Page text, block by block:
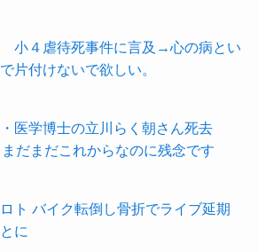
小４虐待死事件に言及→心の病とい
片付けないで欲しい。
医学博士の立川らく朝さん死去
だまだこれからなのに残念です
ト バイク転倒し骨折でライブ延期
に